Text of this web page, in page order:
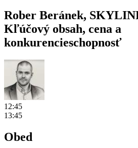
Rober Beránek,
Kľúčový obsah, cena a
konkurencieschopnosť
12:45
13:45
Obed